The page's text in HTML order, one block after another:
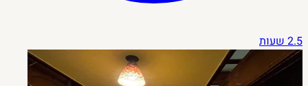
2.5 שעות